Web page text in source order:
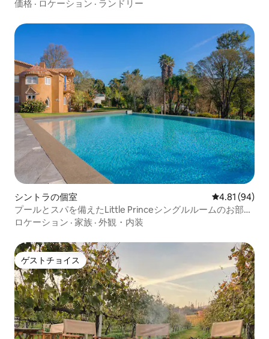
価格 · ロケーション · ランドリー
シントラの個室 レビュー94
4.81 (94)
プールとスパを備えたLittle Princeシングルルームのお部屋
です。
ロケーション · 家族 · 外観・内装
ゲストチョイス
ゲストチョイス